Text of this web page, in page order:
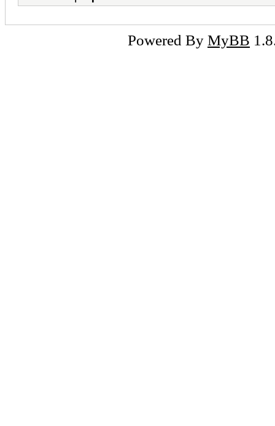
Powered By MyBB